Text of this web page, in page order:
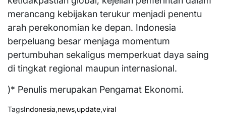
merancang kebijakan terukur menjadi penentu
arah perekonomian ke depan. Indonesia
berpeluang besar menjaga momentum
pertumbuhan sekaligus memperkuat daya saing
di tingkat regional maupun internasional.
)* Penulis merupakan Pengamat Ekonomi.
TagsIndonesia,news,update,viral